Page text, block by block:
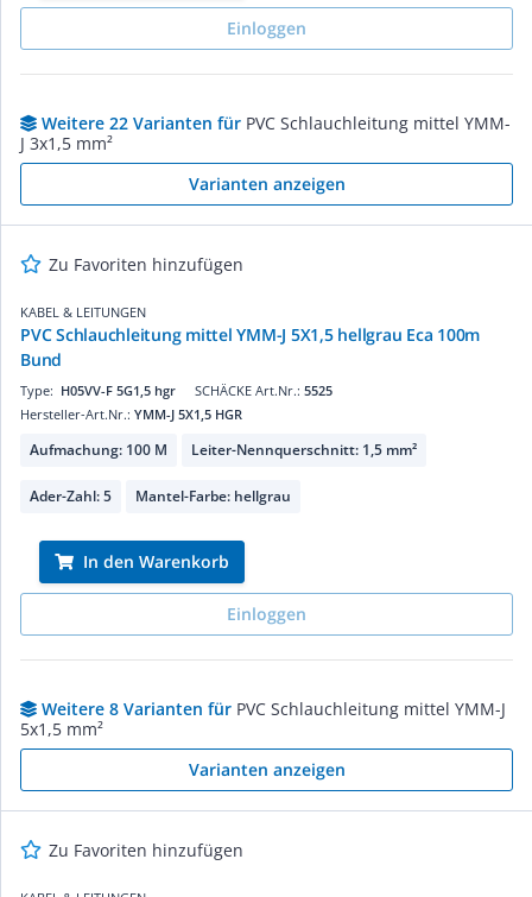
Einloggen
Weitere 22 Varianten für PVC Schlauchleitung mittel YMM-
J 3x1,5 mm²
Varianten anzeigen
Zu Favoriten hinzufügen
KABEL & LEITUNGEN
PVC Schlauchleitung mittel YMM-J 5X1,5 hellgrau Eca 100m
Bund
SCHÄCKE Art.Nr.: 5525
Type: H05VV-F 5G1,5 hgr
Hersteller-Art.Nr.: YMM-J 5X1,5 HGR
Aufmachung: 100 M Leiter-Nennquerschnitt: 1,5 mm²
Ader-Zahl: 5 Mantel-Farbe: hellgrau
In den Warenkorb
Einloggen
Weitere 8 Varianten für PVC Schlauchleitung mittel YMM-J
5x1,5 mm²
Varianten anzeigen
Zu Favoriten hinzufügen